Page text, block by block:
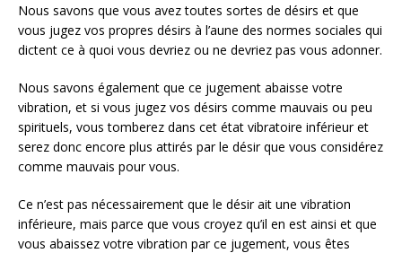
Nous savons que vous avez toutes sortes de désirs et que
vous jugez vos propres désirs à l’aune des normes sociales qui
dictent ce à quoi vous devriez ou ne devriez pas vous adonner.
Nous savons également que ce jugement abaisse votre
vibration, et si vous jugez vos désirs comme mauvais ou peu
spirituels, vous tomberez dans cet état vibratoire inférieur et
serez donc encore plus attirés par le désir que vous considérez
comme mauvais pour vous.
Ce n’est pas nécessairement que le désir ait une vibration
inférieure, mais parce que vous croyez qu’il en est ainsi et que
vous abaissez votre vibration par ce jugement, vous êtes